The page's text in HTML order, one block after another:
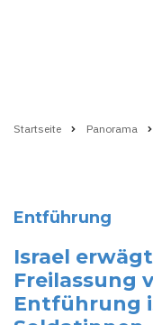
Startseite Panorama
Entführung
Israel
Freilassung
Entführung